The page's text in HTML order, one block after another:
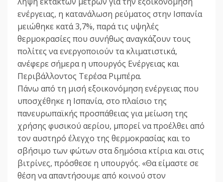
ενέργειας, η κατανάλωση ρεύματος στην Ισπανία
μειώθηκε κατά 3,7%, παρά τις υψηλές
θερμοκρασίες που συνήθως αναγκάζουν τους
πολίτες να ενεργοποιούν τα κλιματιστικά,
ανέφερε σήμερα η υπουργός Ενέργειας και
Περιβάλλοντος Τερέσα Ριμπέρα.
Πάνω από τη μισή εξοικονόμηση ενέργειας που
υποσχέθηκε η Ισπανία, στο πλαίσιο της
πανευρωπαϊκής προσπάθειας για μείωση της
χρήσης φυσικού αερίου, μπορεί να προέλθει από
τον αυστηρό έλεγχο της θερμοκρασίας και το
σβήσιμο των φώτων στα δημόσια κτίρια και στις
βιτρίνες, πρόσθεσε η υπουργός. «Θα είμαστε σε
θέση να απαντήσουμε από κοινού στον